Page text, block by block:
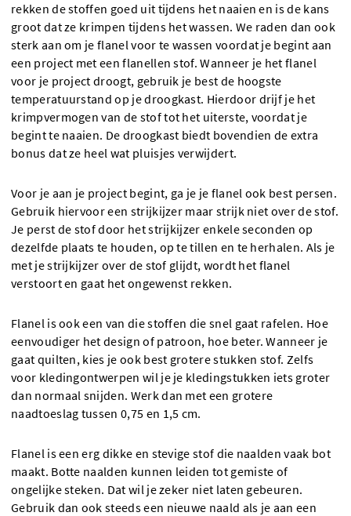
rekken de stoffen goed uit tijdens het naaien en is de kans
groot dat ze krimpen tijdens het wassen. We raden dan ook
sterk aan om je flanel voor te wassen voordat je begint aan
een project met een flanellen stof. Wanneer je het flanel
voor je project droogt, gebruik je best de hoogste
temperatuurstand op je droogkast. Hierdoor drijf je het
krimpvermogen van de stof tot het uiterste, voordat je
begint te naaien. De droogkast biedt bovendien de extra
bonus dat ze heel wat pluisjes verwijdert.
Voor je aan je project begint, ga je je flanel ook best persen.
Gebruik hiervoor een strijkijzer maar strijk niet over de stof.
Je perst de stof door het strijkijzer enkele seconden op
dezelfde plaats te houden, op te tillen en te herhalen. Als je
met je strijkijzer over de stof glijdt, wordt het flanel
verstoort en gaat het ongewenst rekken.
Flanel is ook een van die stoffen die snel gaat rafelen. Hoe
eenvoudiger het design of patroon, hoe beter. Wanneer je
gaat quilten, kies je ook best grotere stukken stof. Zelfs
voor kledingontwerpen wil je je kledingstukken iets groter
dan normaal snijden. Werk dan met een grotere
naadtoeslag tussen 0,75 en 1,5 cm.
Flanel is een erg dikke en stevige stof die naalden vaak bot
maakt. Botte naalden kunnen leiden tot gemiste of
ongelijke steken. Dat wil je zeker niet laten gebeuren.
Gebruik dan ook steeds een nieuwe naald als je aan een